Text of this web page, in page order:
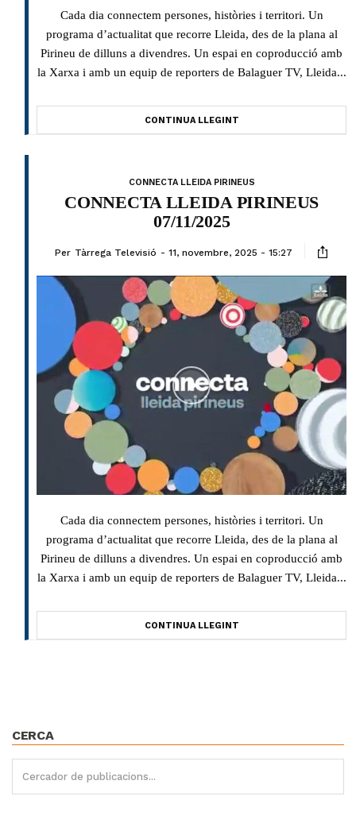
Cada dia connectem persones, històries i territori. Un
programa d’actualitat que recorre Lleida, des de la plana al
Pirineu de dilluns a divendres. Un espai en coproducció amb
la Xarxa i amb un equip de reporters de Balaguer TV, Lleida...
CONTINUA LLEGINT
CONNECTA LLEIDA PIRINEUS
CONNECTA LLEIDA PIRINEUS
07/11/2025
Per Tàrrega Televisió 11, novembre, 2025 - 15:27
Cada dia connectem persones, històries i territori. Un
programa d’actualitat que recorre Lleida, des de la plana al
Pirineu de dilluns a divendres. Un espai en coproducció amb
la Xarxa i amb un equip de reporters de Balaguer TV, Lleida...
CONTINUA LLEGINT
CERCA